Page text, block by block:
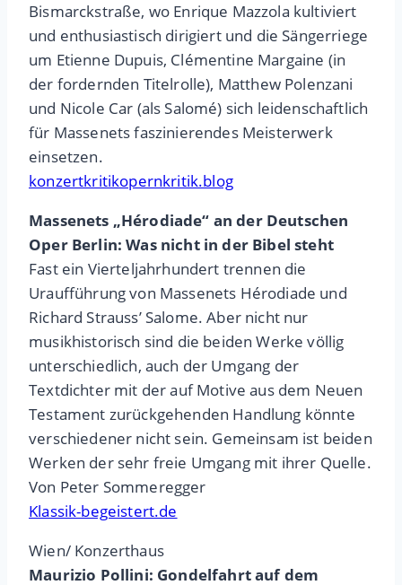
Bismarckstraße, wo Enrique Mazzola kultiviert
und enthusiastisch dirigiert und die Sängerriege
um Etienne Dupuis, Clémentine Margaine (in
der fordernden Titelrolle), Matthew Polenzani
und Nicole Car (als Salomé) sich leidenschaftlich
für Massenets faszinierendes Meisterwerk
einsetzen.
konzertkritikopernkritik.blog
Massenets „Hérodiade“ an der Deutschen
Oper Berlin: Was nicht in der Bibel steht
Fast ein Vierteljahrhundert trennen die
Uraufführung von Massenets Hérodiade und
Richard Strauss’ Salome. Aber nicht nur
musikhistorisch sind die beiden Werke völlig
unterschiedlich, auch der Umgang der
Textdichter mit der auf Motive aus dem Neuen
Testament zurückgehenden Handlung könnte
verschiedener nicht sein. Gemeinsam ist beiden
Werken der sehr freie Umgang mit ihrer Quelle.
Von Peter Sommeregger
Klassik-begeistert.de
Wien/ Konzerthaus
Maurizio Pollini: Gondelfahrt auf dem